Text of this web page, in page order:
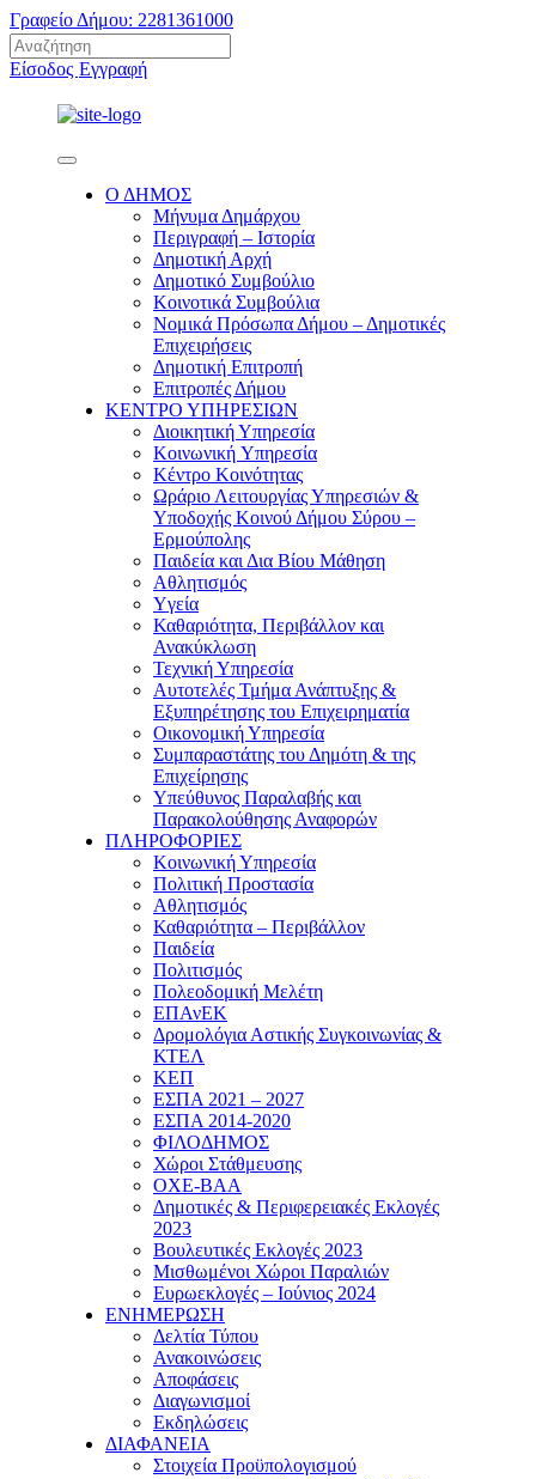
Γραφείο Δήμου: 2281361000
Είσοδος Εγγραφή
Ο ΔΗΜΟΣ
Μήνυμα Δημάρχου
Περιγραφή – Ιστορία
Δημοτική Αρχή
Δημοτικό Συμβούλιο
Κοινοτικά Συμβούλια
Νομικά Πρόσωπα Δήμου – Δημοτικές
Επιχειρήσεις
Δημοτική Επιτροπή
Επιτροπές Δήμου
ΚΕΝΤΡΟ ΥΠΗΡΕΣΙΩΝ
Διοικητική Υπηρεσία
Κοινωνική Yπηρεσία
Κέντρο Κοινότητας
Ωράριο Λειτουργίας Υπηρεσιών &
Υποδοχής Κοινού Δήμου Σύρου –
Ερμούπολης
Παιδεία και Δια Βίου Μάθηση
Αθλητισμός
Yγεία
Καθαριότητα, Περιβάλλον και
Ανακύκλωση
Τεχνική Υπηρεσία
Αυτοτελές Τμήμα Ανάπτυξης &
Εξυπηρέτησης του Επιχειρηματία
Οικονομική Υπηρεσία
Συμπαραστάτης του Δημότη & της
Επιχείρησης
Υπεύθυνος Παραλαβής και
Παρακολούθησης Αναφορών
ΠΛΗΡΟΦΟΡΙΕΣ
Κοινωνική Υπηρεσία
Πολιτική Προστασία
Αθλητισμός
Καθαριότητα – Περιβάλλον
Παιδεία
Πολιτισμός
Πολεοδομική Μελέτη
ΕΠΑνΕΚ
Δρομολόγια Αστικής Συγκοινωνίας &
ΚΤΕΛ
ΚΕΠ
ΕΣΠΑ 2021 – 2027
ΕΣΠΑ 2014-2020
ΦΙΛΟΔΗΜΟΣ
Χώροι Στάθμευσης
ΟΧΕ-ΒΑΑ
Δημοτικές & Περιφερειακές Εκλογές
2023
Βουλευτικές Εκλογές 2023
Μισθωμένοι Χώροι Παραλιών
Ευρωεκλογές – Ιούνιος 2024
ΕΝΗΜΕΡΩΣΗ
Δελτία Τύπου
Ανακοινώσεις
Αποφάσεις
Διαγωνισμοί
Εκδηλώσεις
ΔΙΑΦΑΝΕΙΑ
Στοιχεία Προϋπολογισμού